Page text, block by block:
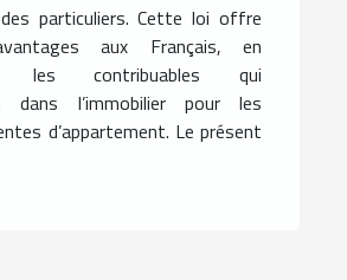
particuliers. Cette loi offre
aux Français, en
les contribuables qui
dans l’immobilier pour les
d’appartement. Le présent